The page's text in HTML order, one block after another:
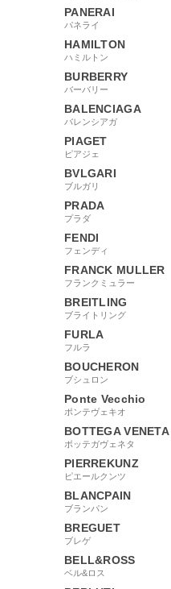
PANERAI
パネライ
HAMILTON
ハミルトン
BURBERRY
バーバリー
BALENCIAGA
バレンシアガ
PIAGET
ピアジェ
BVLGARI
ブルガリ
PRADA
プラダ
FENDI
フェンディ
FRANCK MULLER
フランクミュラー
BREITLING
ブライトリング
FURLA
フルラ
BOUCHERON
ブシュロン
Ponte Vecchio
ポンテヴェキオ
BOTTEGA VENETA
ボッテガヴェネタ
PIERREKUNZ
ピエールクンツ
BLANCPAIN
ブランパン
BREGUET
ブレゲ
BELL&ROSS
ベル&ロス